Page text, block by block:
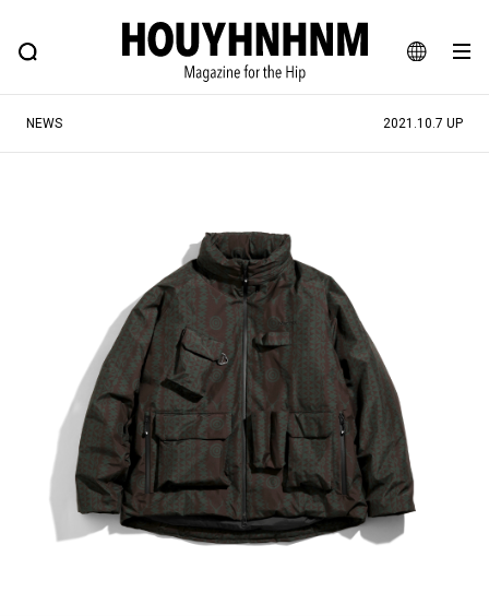
JA
EN
FEATURE BLOG SNAP
ヒップなファッション、カルチャー、ライフスタイルWEBマガジン
#SHOPPING ADDICT #憧れの逸品
#ESSENTIAL DESIGNS #古着サミット
#NEW VINTAGE #マイナーグッド図鑑
#路地裏てぃーん。 #MONTHLY JOURNAL
#GH 銘品の所以 #フイナムのYouTube
#Commune H #FOCUS IT #AH.H
#ととけん #FASHION #MUSIC #MOVIE
#LIFESTYLE #SNEAKER #OUTDOOR
#SPORTS #HANDSOME HANDBOOK
NEWS 2021.10.7 UP